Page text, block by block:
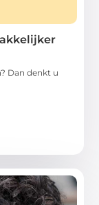
Dan denkt u